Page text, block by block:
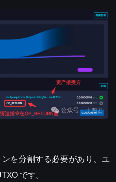
を分割する必要があり、ユ
です。